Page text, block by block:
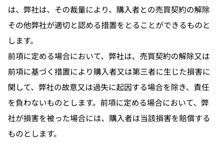
は、弊社は、その裁量により、購入者との売買契約の解除
その他弊社が適切と認める措置をとることができるものと
します。
前項に定める場合において、弊社は、売買契約の解除又は
前項に基づく措置により購入者又は第三者に生じた損害に
関して、弊社の故意又は過失に起因する場合を除き、責任
を負わないものとします。前項に定める場合において、弊
社が損害を被った場合には、購入者は当該損害を賠償する
ものとします。